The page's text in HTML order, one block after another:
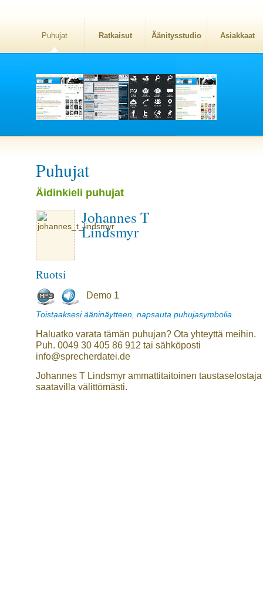
Puhujat Ratkaisut Äänitysstudio Asiakkaat
Puhujat
Äidinkieli puhujat
Johannes T
Lindsmyr
Ruotsi
Demo 1
Toistaaksesi ääninäytteen, napsauta puhujasymbolia
Haluatko varata tämän puhujan? Ota yhteyttä meihin.
Puh. 0049 30 405 86 912 tai sähköposti
info@sprecherdatei.de
Johannes T Lindsmyr ammattitaitoinen taustaselostaja
saatavilla välittömästi.